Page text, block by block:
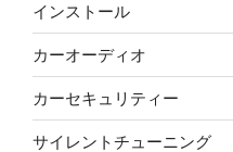
インストール
カーオーディオ
カーセキュリティー
サイレントチューニング